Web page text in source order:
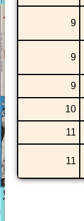
9
9
9
10
11
11